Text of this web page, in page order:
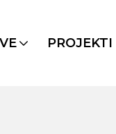
PROJEKTI